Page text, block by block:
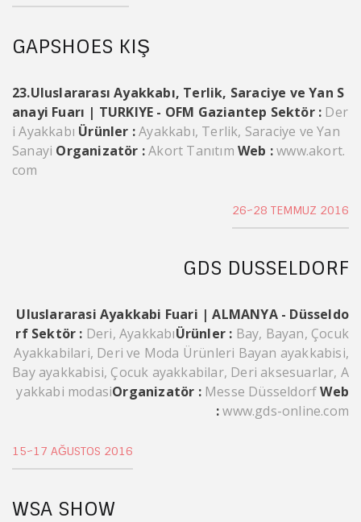
GAPSHOES KIŞ
23.Uluslararası Ayakkabı, Terlik, Saraciye ve Yan S
anayi Fuarı | TURKIYE - OFM Gaziantep Sektör : Der
i Ayakkabı Ürünler :Ayakkabı, Terlik, Saraciye ve Yan
Sanayi Organizatör :Akort TanıtımWeb :www.akort.
com
26~28 TEMMUZ 2016
GDS DUSSELDORF
Uluslararasi Ayakkabi Fuari | ALMANYA - Düsseldo
rf Sektör : Deri, AyakkabıÜrünler : Bay, Bayan, Çocuk
Ayakkabilari, Deri ve Moda Ürünleri Bayan ayakkabisi,
Bay ayakkabisi, Çocuk ayakkabilar, Deri aksesuarlar, A
yakkabi modasiOrganizatör :Messe DüsseldorfWeb
:www.gds-online.com
15~17 AĞUSTOS 2016
WSA SHOW